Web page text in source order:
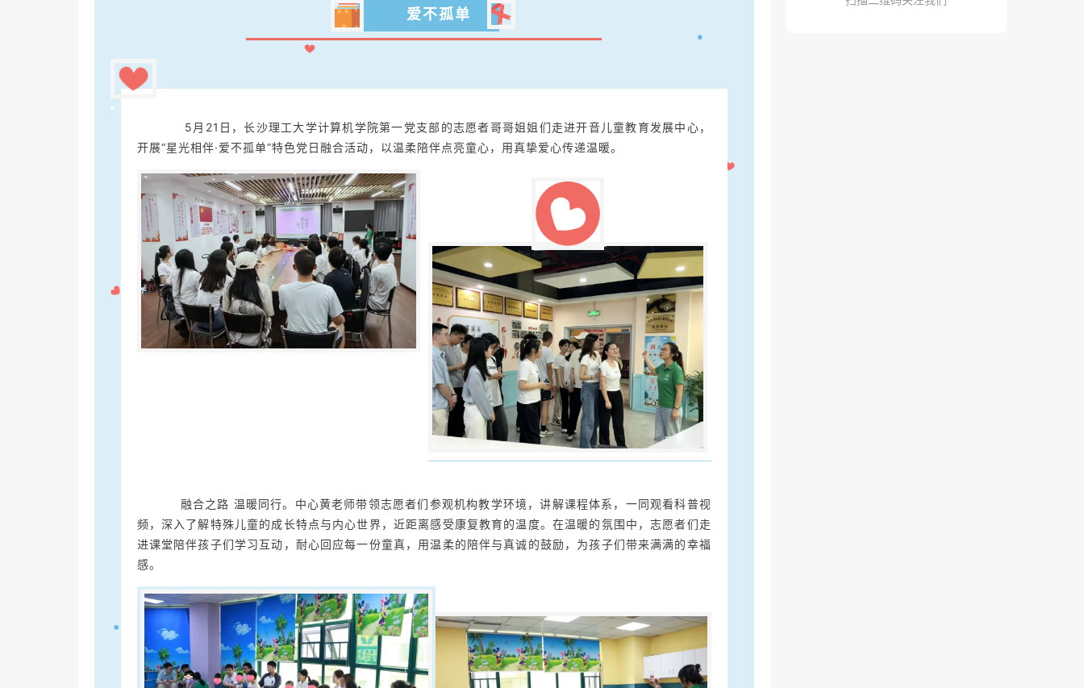
爱不孤单
5月21日，长沙理工大学计算机学院第一党支部的志愿者哥哥姐姐们走进开音儿童教育发展中心，
开展“星光相伴·爱不孤单”特色党日融合活动，以温柔陪伴点亮童心，用真挚爱心传递温暖。
融合之路 温暖同行。中心黄老师带领志愿者们参观机构教学环境，讲解课程体系，一同观看科普视
频，深入了解特殊儿童的成长特点与内心世界，近距离感受康复教育的温度。在温暖的氛围中，志愿者们走
进课堂陪伴孩子们学习互动，耐心回应每一份童真，用温柔的陪伴与真诚的鼓励，为孩子们带来满满的幸福
感。